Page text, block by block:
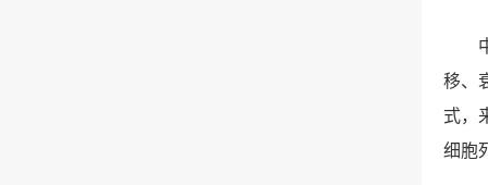
移、
式，
细胞